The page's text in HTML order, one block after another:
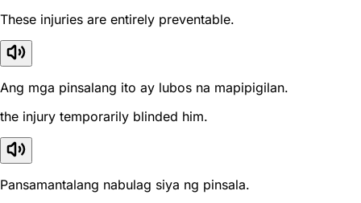
These injuries are entirely preventable.
Ang mga pinsalang ito ay lubos na mapipigilan.
the injury temporarily blinded him.
Pansamantalang nabulag siya ng pinsala.